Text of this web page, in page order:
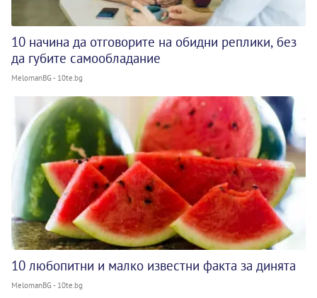
10 начина да отговорите на обидни реплики, без
да губите самообладание
MelomanBG - 10te.bg
10 любопитни и малко известни факта за динята
MelomanBG - 10te.bg